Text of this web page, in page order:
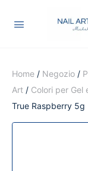
Home / Negozio /
Art / Colori per Gel
True Raspberry 5g